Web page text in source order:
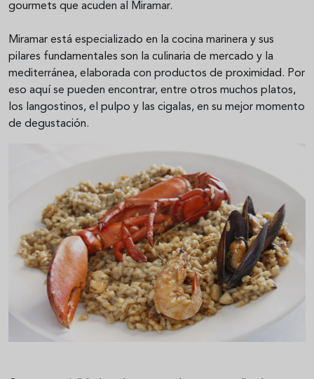
gourmets que acuden al Miramar.
Miramar está especializado en la cocina marinera y sus
pilares fundamentales son la culinaria de mercado y la
mediterránea, elaborada con productos de proximidad. Por
eso aquí se pueden encontrar, entre otros muchos platos,
los langostinos, el pulpo y las cigalas, en su mejor momento
de degustación.